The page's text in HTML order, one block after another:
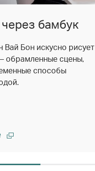
бамбук
Вай Бон искусно рисует
обрамленные сцены,
способы